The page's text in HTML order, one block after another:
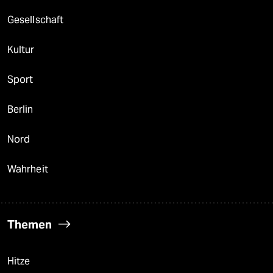
Gesellschaft
Kultur
Sport
Berlin
Nord
Wahrheit
Themen
Hitze